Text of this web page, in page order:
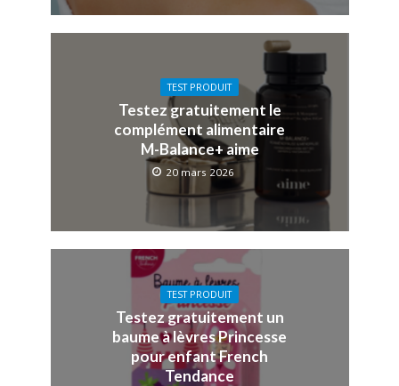
TEST PRODUIT
Testez gratuitement le
complément alimentaire
M-Balance+ aime
20 mars 2026
TEST PRODUIT
Testez gratuitement un
baume à lèvres Princesse
pour enfant French
Tendance